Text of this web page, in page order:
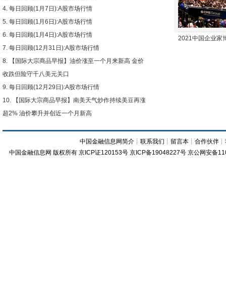
每日回顾(1月7日):A股市场行情
每日回顾(1月6日):A股市场行情
每日回顾(1月4日):A股市场行情
每日回顾(12月31日):A股市场行情
【国际大宗商品早报】油价涨至一个月来新高 金价
收跌但险守千八美元关口
每日回顾(12月29日):A股市场行情
【国际大宗商品早报】南美天气炒作持续美豆再涨
超2% 油价攀升并创近一个月新高
2021中国企业家
中国金融信息网简介 ┊联系我们 ┊ 留言本 ┊合作伙伴 ┊
中国金融信息网 版权所有 京ICP证120153号 京ICP备19048227号 京公网安备